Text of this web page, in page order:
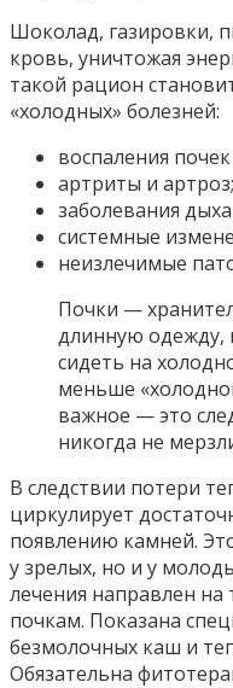
Шоколад, газировки,
кровь, уничтожая
такой рацион
«холодных» болезней:
воспаления
артриты и артроз;
заболевания
системные
неизлечимые
Почки —
длинную
сидеть на
меньше
важное — это
никогда не
В следствии потери
циркулирует
появлению камней.
у зрелых, но и у
лечения направлен на
почкам. Показана
безмолочных каш и
Обязательна